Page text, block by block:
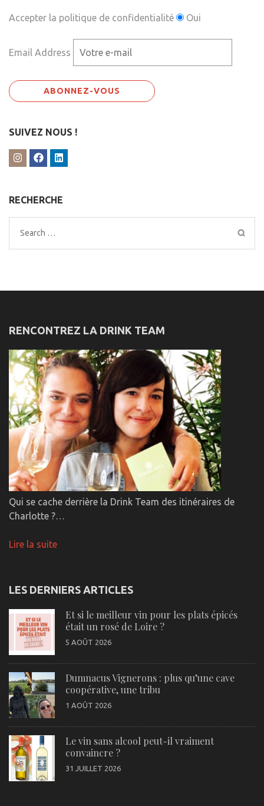
Accepter la politique de confidentialité Oui
Email Address
SUIVEZ NOUS !
RECHERCHE
Search
for:
RENCONTREZ LA DRINK TEAM
Qui se cache derrière la Drink Team des itinéraires de
Charlotte ?…
Lire la suite
LES DERNIERS ARTICLES
Et si le meilleur vin pour les plats épicés
était un rosé de Loire ?
5 AOÛT 2026
Dumnacus Vignerons : plus qu’une cave
coopérative, une tribu
1 AOÛT 2026
Le vin sans alcool peut-il vraiment
convaincre ?
31 JUILLET 2026